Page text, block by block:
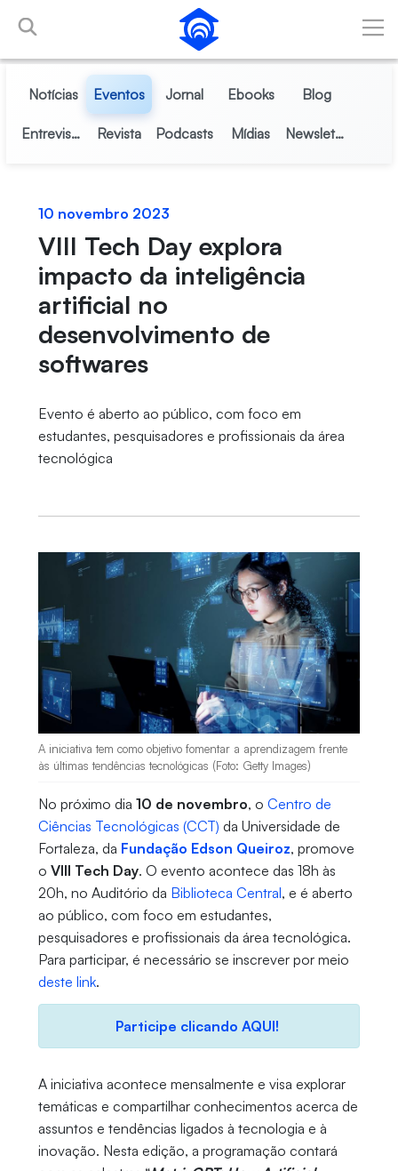
Pular para o Conteúdo principal
Notícias Eventos Jornal Ebooks Blog
Entrevistas Revista Podcasts Mídias Newsletter
10 novembro 2023
VIII Tech Day explora
impacto da inteligência
artificial no
desenvolvimento de
softwares
Evento é aberto ao público, com foco em
estudantes, pesquisadores e profissionais da área
tecnológica
A iniciativa tem como objetivo fomentar a aprendizagem frente
às últimas tendências tecnológicas (Foto: Getty Images)
No próximo dia 10 de novembro, o Centro de
Ciências Tecnológicas (CCT) da Universidade de
Fortaleza, da Fundação Edson Queiroz, promove
o VIII Tech Day. O evento acontece das 18h às
20h, no Auditório da Biblioteca Central, e é aberto
ao público, com foco em estudantes,
pesquisadores e profissionais da área tecnológica.
Para participar, é necessário se inscrever por meio
deste link.
Participe clicando AQUI!
A iniciativa acontece mensalmente e visa explorar
temáticas e compartilhar conhecimentos acerca de
assuntos e tendências ligados à tecnologia e à
inovação. Nesta edição, a programação contará